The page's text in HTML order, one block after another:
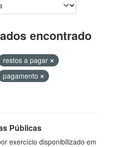
encontrado
restos a pagar
pagamento
Públicas
exercício disponibilizado em